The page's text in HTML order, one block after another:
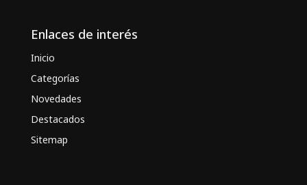
Enlaces de interés
Inicio
Categorías
Novedades
Destacados
Sitemap